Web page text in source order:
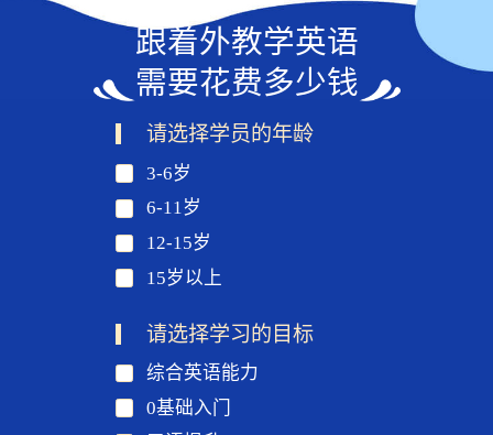
跟着外教学英语
需要花费多少钱
请选择学员的年龄
3-6岁
6-11岁
12-15岁
15岁以上
请选择学习的目标
综合英语能力
0基础入门